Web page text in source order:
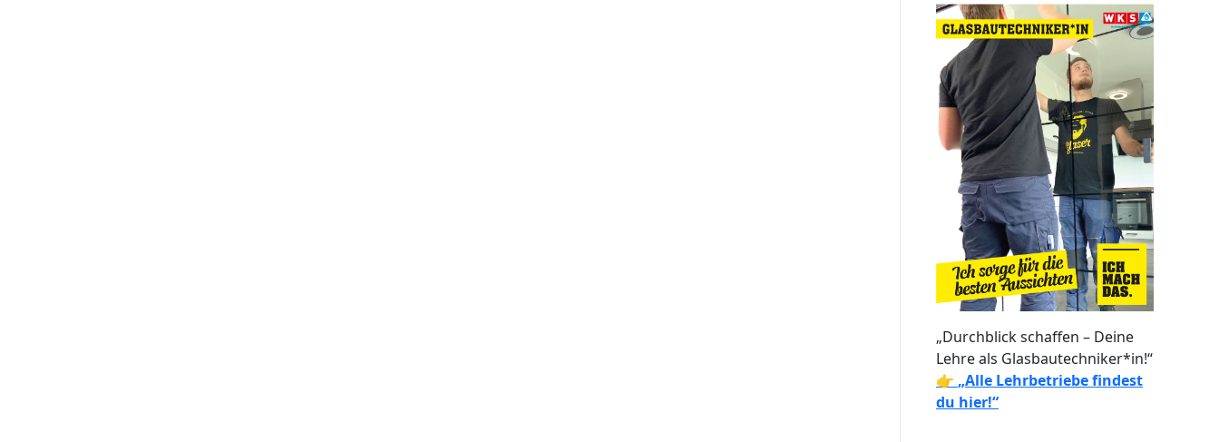
„Durchblick schaffen – Deine
Lehre als Glasbautechniker*in!“
👉 „Alle Lehrbetriebe findest
du hier!“